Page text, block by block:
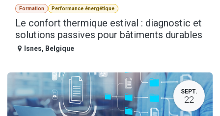
Formation Performance énergétique
Le confort thermique estival : diagnostic et
solutions passives pour bâtiments durables
Isnes, Belgique
SEPT.
22